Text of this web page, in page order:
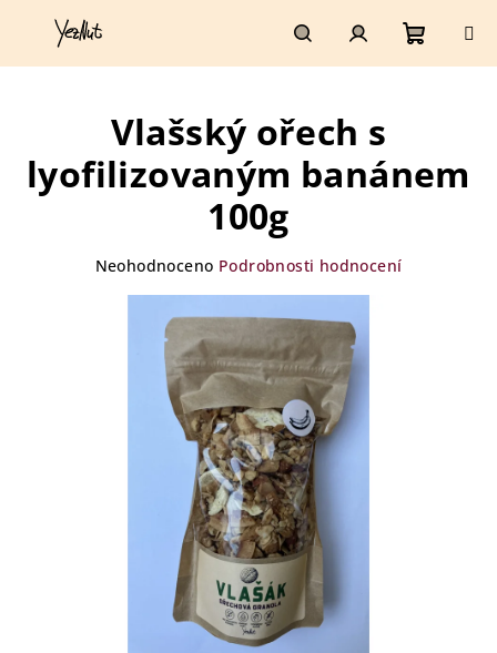
HledatPřihlášení
Vlašský ořech s
lyofilizovaným banánem
100g
Průměrné
hvězdiček.
Neohodnoceno Podrobnosti hodnocení